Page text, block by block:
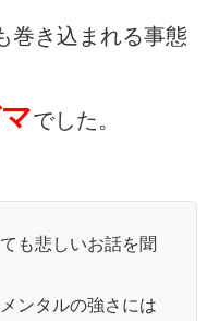
巻き込まれる事態
でした。
も悲しいお話を聞
ンタルの強さには